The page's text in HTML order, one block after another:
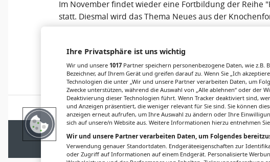
Im November findet wieder eine Fortbildung der Reihe
statt. Diesmal wird das Thema Neues aus der
© 2026Gesund.at– All rights
Ihre Privatsphäre ist uns wichtig
Wir und unsere 1017 Partner speichern personenbezogene Daten, wie z.B.
Bezeichner, auf Ihrem Gerät und greifen darauf zu. Wenn Sie „Ich
Technologien die unter „Wir und unsere Partner verarbeiten Daten, um
Zwecke unterstützen, während die Auswahl von „Alle ablehnen“ oder der
Deaktivierung dieser Technologien führt. Wenn Tracker deaktiviert sind,
und Anzeigen präsentiert, die weniger relevant für Sie sind. Sie können
anzeigen erneut aufrufen, um Ihre Auswahl zu ändern oder Ihre
sich auf unsere/n Website aus. Weitere Informationen hierzu entnehmen
Wir und unsere Partner verarbeiten Daten, um Folgendes
Verwendung genauer Standortdaten. Endgeräteeigenschaften zur
oder Zugriff auf Informationen auf einem Endgerät. Personalisierte